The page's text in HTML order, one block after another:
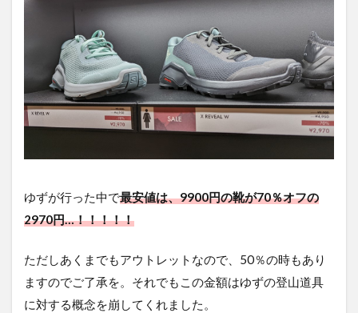
ゆずが行った中で最安値は、9900円の靴が70％オフの
2970円…！！！！！
ただしあくまでもアウトレットなので、50％の時もあり
ますのでご了承を。それでもこの金額はゆずの登山道具
に対する概念を崩してくれました。